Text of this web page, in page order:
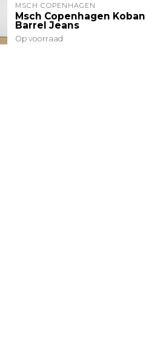
MSCH COPENHAGEN
Msch Copenhagen
Barrel Jeans
Op voorraad